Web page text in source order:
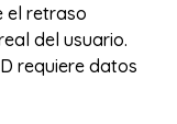
el retraso
del usuario.
requiere datos